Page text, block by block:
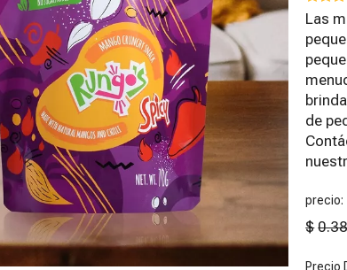
Las
de
precio:
$
Precio